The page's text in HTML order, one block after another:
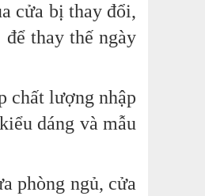
cửa bị thay đổi,
thay thế ngày
chất lượng nhập
dáng và mẫu
phòng ngủ, cửa